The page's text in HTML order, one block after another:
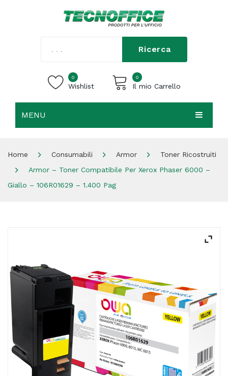
Ricerca
0
Wishlist
0
Il mio Carrello
MENU
SHOP
WISHLIST
ORDINI
Home Consumabili Armor
Toner Ricostruiti
Armor – Toner Compatibile Per Xerox Phaser 6000 –
Giallo – 106R01629 – 1.400 Pag